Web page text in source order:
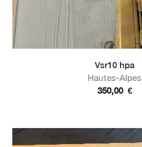
Vsr10 hpa
Hautes-Alpes
350,00 €